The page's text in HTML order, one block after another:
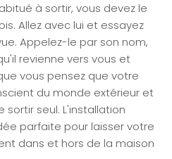
à sortir, vous devez le
Allez avec lui et essayez
Appelez-le par son nom,
revienne vers vous et
vous pensez que votre
du monde extérieur et
sortir seul. L'installation
parfaite pour laisser votre
dans et hors de la maison